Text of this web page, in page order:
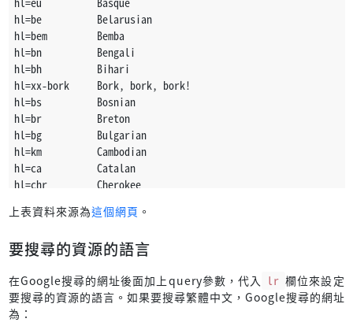
hl=be          Belarusian
hl=bem         Bemba
hl=bn          Bengali
hl=bh          Bihari
hl=xx-bork     Bork, bork, bork!
hl=bs          Bosnian
hl=br          Breton
hl=bg          Bulgarian
hl=km          Cambodian
hl=ca          Catalan
hl=chr         Cherokee
hl=zh-CN       Chinese (Simplified)
hl=co          Corsican
hl=cs          Czech
hl=da          Danish
hl=nl          Dutch
上表資料來源為這個網頁 。
要搜尋的資源的語言
在Google搜尋的網址後面加上query參數，代入 lr 欄位來設定
要搜尋的資源的語言。如果要搜尋繁體中文，Google搜尋的網址
為：